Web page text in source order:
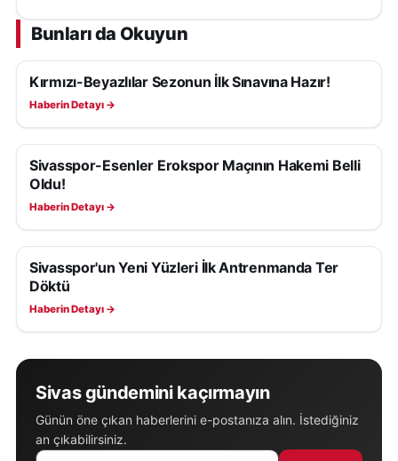
Bunları da Okuyun
SIVASSPOR HABERLERI
Kırmızı-Beyazlılar Sezonun İlk Sınavına Hazır!
Haberin Detayı →
SIVASSPOR HABERLERI
Sivasspor-Esenler Erokspor Maçının Hakemi Belli
Oldu!
Haberin Detayı →
SIVASSPOR HABERLERI
Sivasspor'un Yeni Yüzleri İlk Antrenmanda Ter
Döktü
Haberin Detayı →
Sivas gündemini kaçırmayın
Günün öne çıkan haberlerini e-postanıza alın. İstediğiniz
an çıkabilirsiniz.